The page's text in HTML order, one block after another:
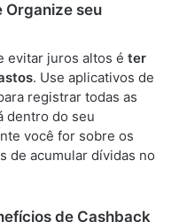
Organize seu
evitar juros altos é ter
. Use aplicativos de
registrar todas as
dentro do seu
você for sobre os
de acumular dívidas no
de Cashback